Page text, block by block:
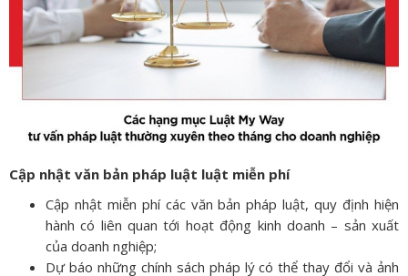
Cập nhật văn bản pháp luật luật miễn phí
Cập nhật miễn phí các văn bản pháp luật, quy định hiện
hành có liên quan tới hoạt động kinh doanh – sản xuất
của doanh nghiệp;
Dự báo những chính sách pháp lý có thể thay đổi và ảnh